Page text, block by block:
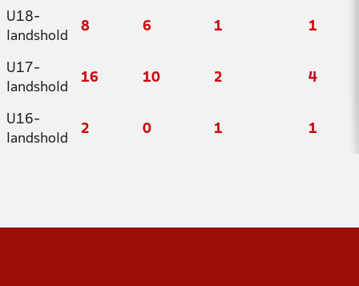
U18-
landshold
8 6 1 1
U17-
landshold
16 10 2 4
U16-
landshold
2 0 1 1